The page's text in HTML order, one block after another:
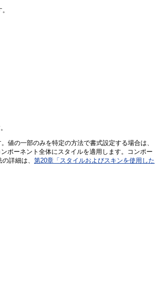
値の一部のみを特定の方法で書式設定する場合は、
ポーネント全体にスタイルを適用します。コンポー
詳細は、 第20章「スタイルおよびスキンを使用した